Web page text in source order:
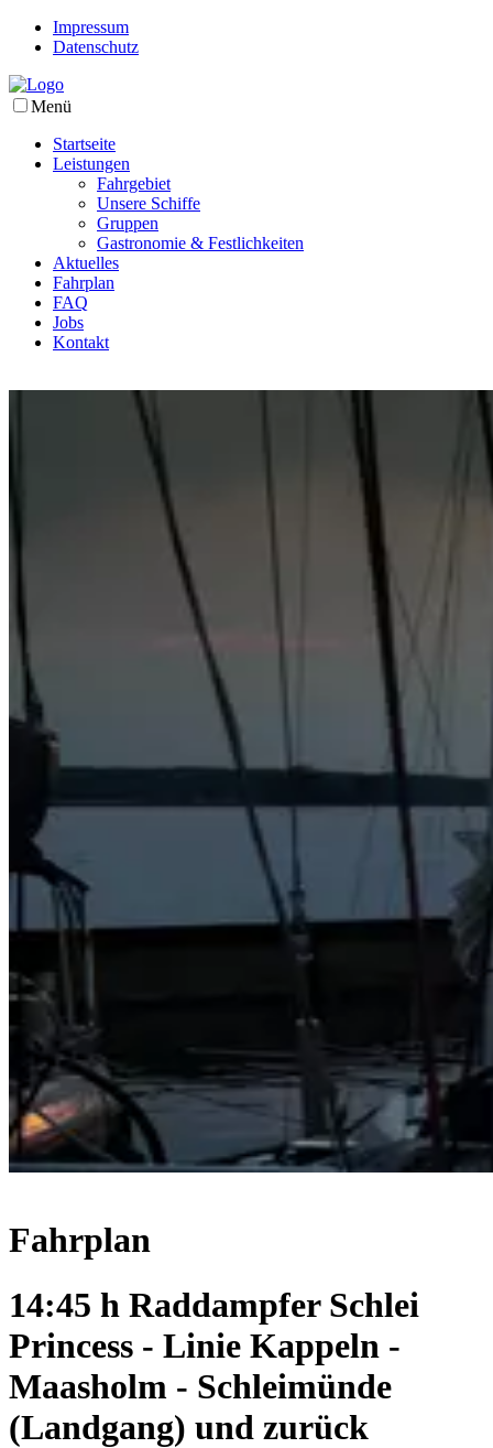
Impressum
Datenschutz
Menü
Startseite
Leistungen
Fahrgebiet
Unsere Schiffe
Gruppen
Gastronomie & Festlichkeiten
Aktuelles
Fahrplan
FAQ
Jobs
Kontakt
Fahrplan
14:45 h Raddampfer Schlei
Princess - Linie Kappeln -
Maasholm - Schleimünde
(Landgang) und zurück